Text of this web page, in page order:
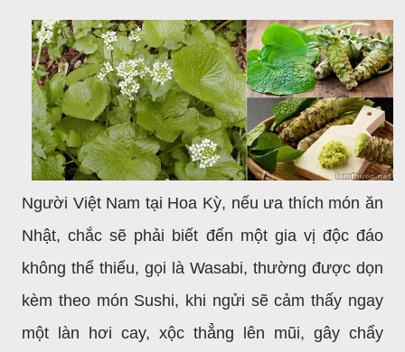
Người Việt Nam tại Hoa Kỳ, nếu ưa thích món ăn
Nhật, chắc sẽ phải biết đến một gia vị độc đáo
không thể thiếu, gọi là Wasabi, thường được dọn
kèm theo món Sushi, khi ngửi sẽ cảm thấy ngay
một làn hơi cay, xộc thẳng lên mũi, gây chẩy